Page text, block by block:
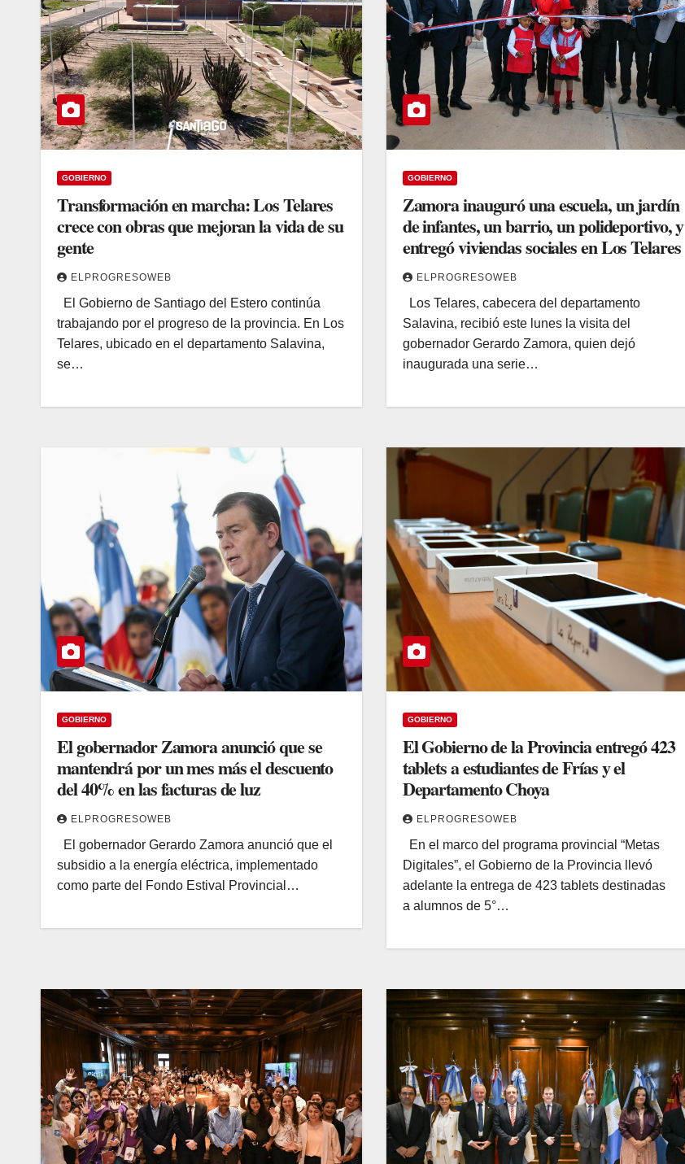
GOBIERNO
Transformación en marcha: Los Telares
crece con obras que mejoran la vida de su
gente
ELPROGRESOWEB
El Gobierno de Santiago del Estero continúa
trabajando por el progreso de la provincia. En Los
Telares, ubicado en el departamento Salavina,
se…
GOBIERNO
Zamora inauguró una escuela, un jardín
de infantes, un barrio, un polideportivo, y
entregó viviendas sociales en Los Telares
ELPROGRESOWEB
Los Telares, cabecera del departamento
Salavina, recibió este lunes la visita del
gobernador Gerardo Zamora, quien dejó
inaugurada una serie…
GOBIERNO
El gobernador Zamora anunció que se
mantendrá por un mes más el descuento
del 40% en las facturas de luz
ELPROGRESOWEB
El gobernador Gerardo Zamora anunció que el
subsidio a la energía eléctrica, implementado
como parte del Fondo Estival Provincial…
GOBIERNO
El Gobierno de la Provincia entregó 423
tablets a estudiantes de Frías y el
Departamento Choya
ELPROGRESOWEB
En el marco del programa provincial “Metas
Digitales”, el Gobierno de la Provincia llevó
adelante la entrega de 423 tablets destinadas
a alumnos de 5°…